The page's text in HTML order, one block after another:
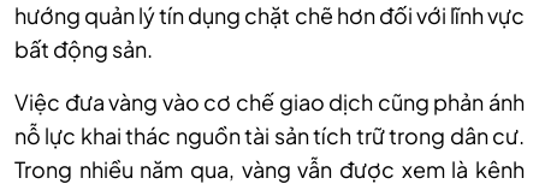
hướng quản lý tín dụng chặt chẽ hơn đối với lĩnh vực
bất động sản.
Việc đưa vàng vào cơ chế giao dịch cũng phản ánh
nỗ lực khai thác nguồn tài sản tích trữ trong dân cư.
Trong nhiều năm qua, vàng vẫn được xem là kênh